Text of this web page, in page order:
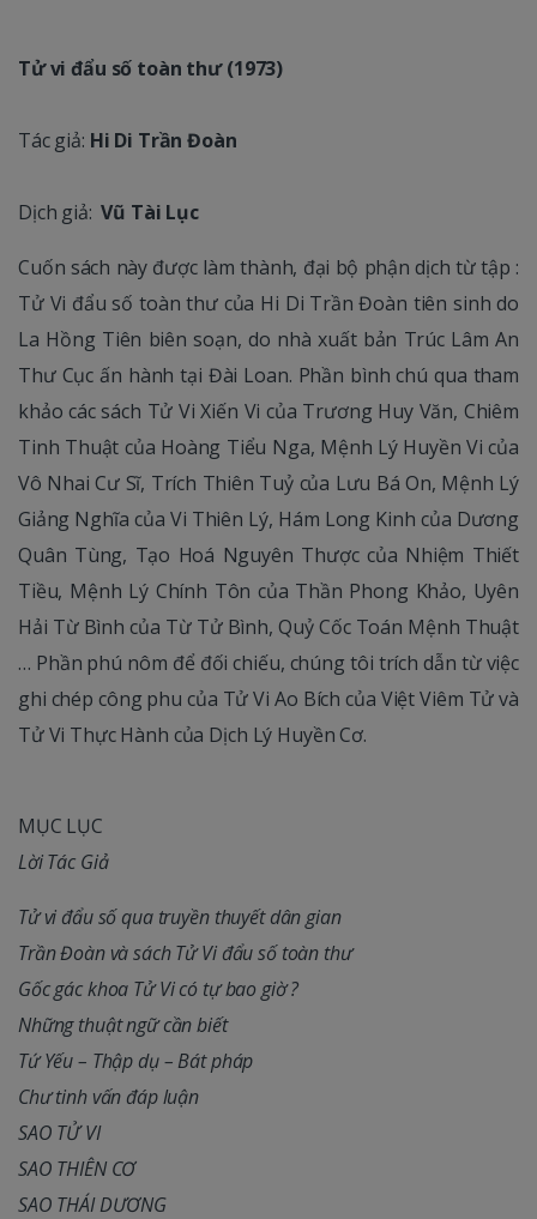
Tử vi đẩu số toàn thư (1973)
Tác giả: Hi Di Trần Đoàn
Dịch giả:Vũ Tài Lục
Cuốn sách này được làm thành, đại bộ phận dịch từ tập :
Tử Vi đẩu số toàn thư của Hi Di Trần Đoàn tiên sinh do
La Hồng Tiên biên soạn, do nhà xuất bản Trúc Lâm An
Thư Cục ấn hành tại Đài Loan. Phần bình chú qua tham
khảo các sách Tử Vi Xiến Vi của Trương Huy Văn, Chiêm
Tinh Thuật của Hoàng Tiểu Nga, Mệnh Lý Huyền Vi của
Vô Nhai Cư Sĩ, Trích Thiên Tuỷ của Lưu Bá On, Mệnh Lý
Giảng Nghĩa của Vi Thiên Lý, Hám Long Kinh của Dương
Quân Tùng, Tạo Hoá Nguyên Thược của Nhiệm Thiết
Tiều, Mệnh Lý Chính Tôn của Thần Phong Khảo, Uyên
Hải Từ Bình của Từ Tử Bình, Quỷ Cốc Toán Mệnh Thuật
… Phần phú nôm để đối chiếu, chúng tôi trích dẫn từ việc
ghi chép công phu của Tử Vi Ao Bích của Việt Viêm Tử và
Tử Vi Thực Hành của Dịch Lý Huyền Cơ.
MỤC LỤC
Lời Tác Giả
Tử vi đẩu số qua truyền thuyết dân gian
Trần Đoàn và sách Tử Vi đẩu số toàn thư
Gốc gác khoa Tử Vi có tự bao giờ ?
Những thuật ngữ cần biết
Tứ Yếu – Thập dụ – Bát pháp
Chư tinh vấn đáp luận
SAO TỬ VI
SAO THIÊN CƠ
SAO THÁI DƯƠNG